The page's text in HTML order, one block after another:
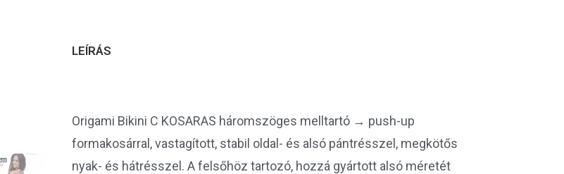
LEÍRÁS
Origami Bikini C KOSARAS háromszöges melltartó → push-up
formakosárral, vastagított, stabil oldal- és alsó pántrésszel, megkötős
nyak- és hátrésszel. A felsőhöz tartozó, hozzá gyártott alsó méretét